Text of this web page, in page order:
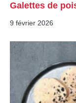
Galettes de
9 février 2026